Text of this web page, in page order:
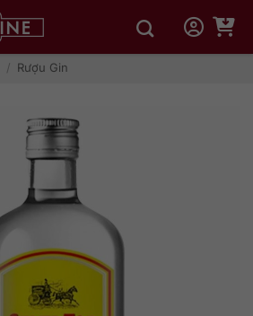
/ Rượu Gin